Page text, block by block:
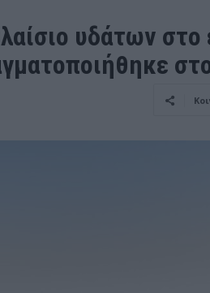
υδάτων στο